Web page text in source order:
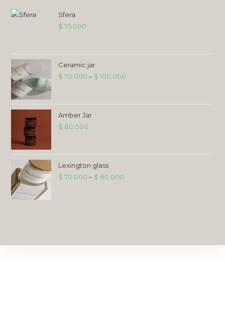
Sfera
$ 75.000
Ceramic jar
$ 70.000 – $ 100.000
Amber Jar
$ 80.000
Lexington glass
$ 70.000 – $ 80.000